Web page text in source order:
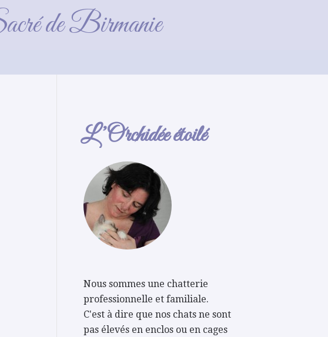
de Birmanie
L’Orchidée étoilé
Nous sommes une chatterie
professionnelle et familiale.
C'est à dire que nos chats ne sont
pas élevés en enclos ou en cages